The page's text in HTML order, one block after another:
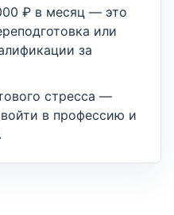
₽ в месяц — это
или
за
стресса —
в профессию и